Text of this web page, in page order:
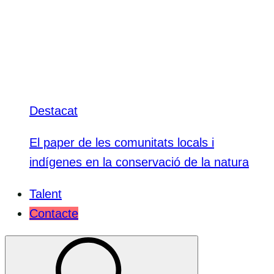
Destacat
El paper de les comunitats locals i
indígenes en la conservació de la natura
Talent
Contacte